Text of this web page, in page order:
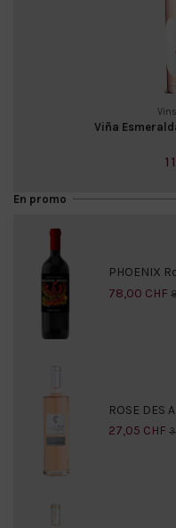
Viña
En promo
PHOENIX
78,00 CHF
ROSE DES
27,05 CHF